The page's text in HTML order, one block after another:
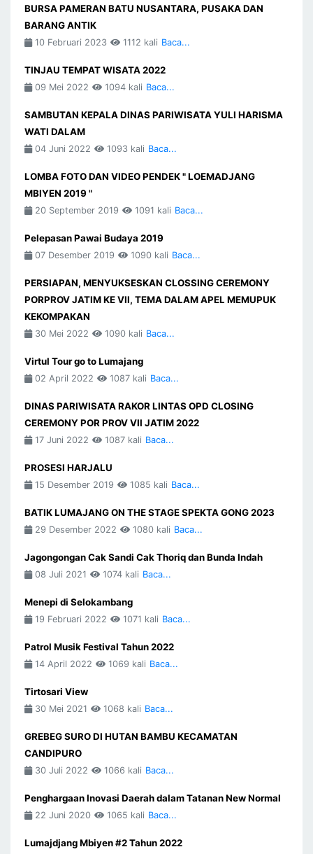
BURSA PAMERAN BATU NUSANTARA, PUSAKA DAN
BARANG ANTIK
10 Februari 2023 1112 kali Baca...
TINJAU TEMPAT WISATA 2022
09 Mei 2022 1094 kali Baca...
SAMBUTAN KEPALA DINAS PARIWISATA YULI HARISMA
WATI DALAM
04 Juni 2022 1093 kali Baca...
LOMBA FOTO DAN VIDEO PENDEK " LOEMADJANG
MBIYEN 2019 "
20 September 2019 1091 kali Baca...
Pelepasan Pawai Budaya 2019
07 Desember 2019 1090 kali Baca...
PERSIAPAN, MENYUKSESKAN CLOSSING CEREMONY
PORPROV JATIM KE VII, TEMA DALAM APEL MEMUPUK
KEKOMPAKAN
30 Mei 2022 1090 kali Baca...
Virtul Tour go to Lumajang
02 April 2022 1087 kali Baca...
DINAS PARIWISATA RAKOR LINTAS OPD CLOSING
CEREMONY POR PROV VII JATIM 2022
17 Juni 2022 1087 kali Baca...
PROSESI HARJALU
15 Desember 2019 1085 kali Baca...
BATIK LUMAJANG ON THE STAGE SPEKTA GONG 2023
29 Desember 2022 1080 kali Baca...
Jagongongan Cak Sandi Cak Thoriq dan Bunda Indah
08 Juli 2021 1074 kali Baca...
Menepi di Selokambang
19 Februari 2022 1071 kali Baca...
Patrol Musik Festival Tahun 2022
14 April 2022 1069 kali Baca...
Tirtosari View
30 Mei 2021 1068 kali Baca...
GREBEG SURO DI HUTAN BAMBU KECAMATAN
CANDIPURO
30 Juli 2022 1066 kali Baca...
Penghargaan Inovasi Daerah dalam Tatanan New Normal
22 Juni 2020 1065 kali Baca...
Lumajdjang Mbiyen #2 Tahun 2022